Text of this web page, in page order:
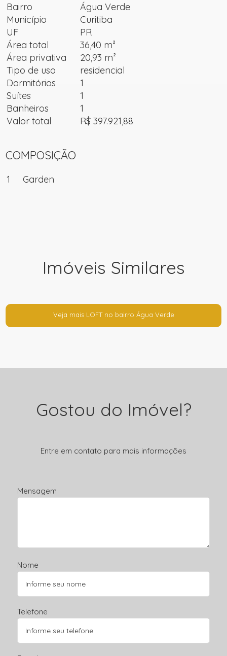
Bairro
Água Verde
Município
Curitiba
UF
PR
Área total
36,40 m²
Área privativa
20,93 m²
Tipo de uso
residencial
Dormitórios
1
Suítes
1
Banheiros
1
Valor total
R$ 397.921,88
COMPOSIÇÃO
1 Garden
Imóveis Similares
Veja mais LOFT no bairro Água Verde
Gostou do Imóvel?
Entre em contato para mais informações
Mensagem
Nome
Telefone